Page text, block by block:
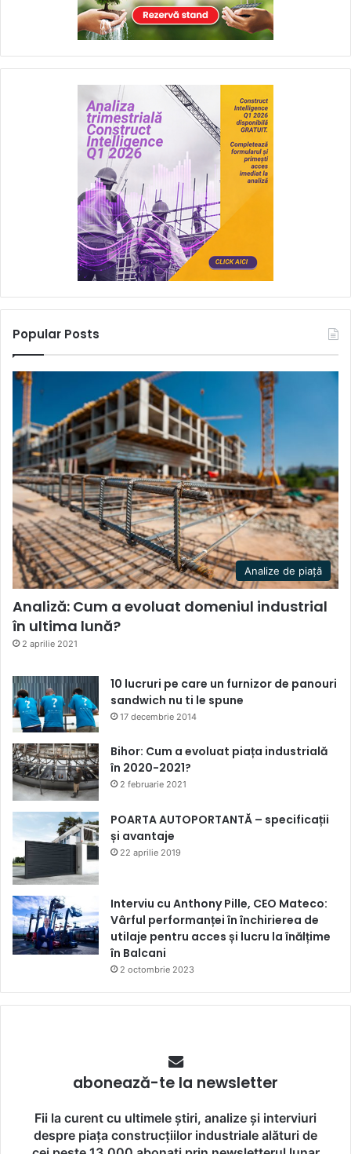
Popular Posts
Analize de piață
Analiză: Cum a evoluat domeniul industrial
în ultima lună?
2 aprilie 2021
10 lucruri pe care un furnizor de panouri
sandwich nu ti le spune
17 decembrie 2014
Bihor: Cum a evoluat piața industrială
în 2020-2021?
2 februarie 2021
POARTA AUTOPORTANTĂ – specificații
și avantaje
22 aprilie 2019
Interviu cu Anthony Pille, CEO Mateco:
Vârful performanței în închirierea de
utilaje pentru acces și lucru la înălțime
în Balcani
2 octombrie 2023
abonează-te la newsletter
Fii la curent cu ultimele știri, analize și interviuri
despre piața construcțiilor industriale alături de